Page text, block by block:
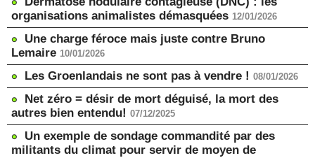
organisations animalistes démasquées 12/01/2026
Une charge féroce mais juste contre Bruno
Lemaire 10/01/2026
Les Groenlandais ne sont pas à vendre ! 08/01/2026
Net zéro = désir de mort déguisé, la mort des
autres bien entendu! 07/12/2025
Un exemple de sondage commandité par des
militants du climat pour servir de moyen de